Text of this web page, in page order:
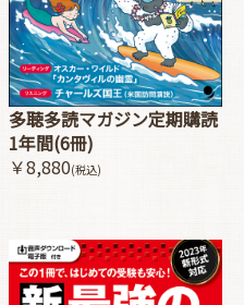
多聴多読マガジン定期購読
1年間(6冊)
￥8,880(税込)